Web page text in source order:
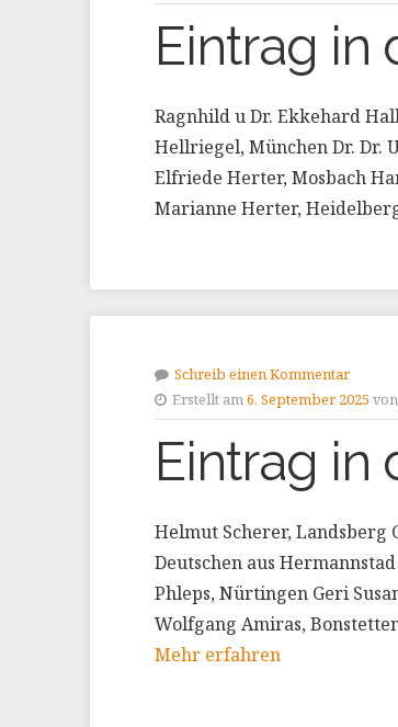
Eintrag in
Ragnhild u Dr. Ekkehard
Hellriegel, München Dr. Dr.
Elfriede Herter, Mosbach
Marianne Herter,
Schreib einen Kommentar
Erstellt am6. September 2025 von
Eintrag in
Helmut Scherer, Landsberg
Deutschen aus
Phleps, Nürtingen Geri
Wolfgang Amiras,
Mehr erfahren